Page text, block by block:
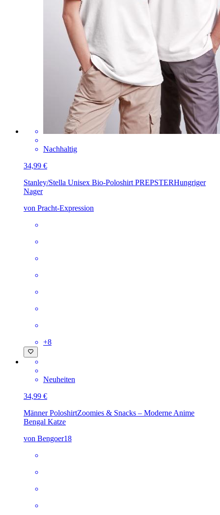
Nachhaltig
34,99 €
Stanley/Stella Unisex Bio-Poloshirt PREPSTERHungriger
Nager
von Pracht-Expression
+8
Neuheiten
34,99 €
Männer PoloshirtZoomies & Snacks – Moderne Anime
Bengal Katze
von Bengoer18